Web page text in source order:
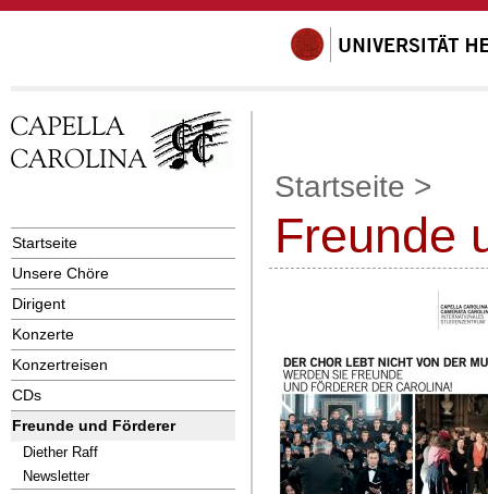
Startseite
Unsere Chöre
Dirigent
Konzerte
Konzertreisen
CDs
Freunde und Förderer
Diether Raff
Newsletter
Startseite >
Freunde